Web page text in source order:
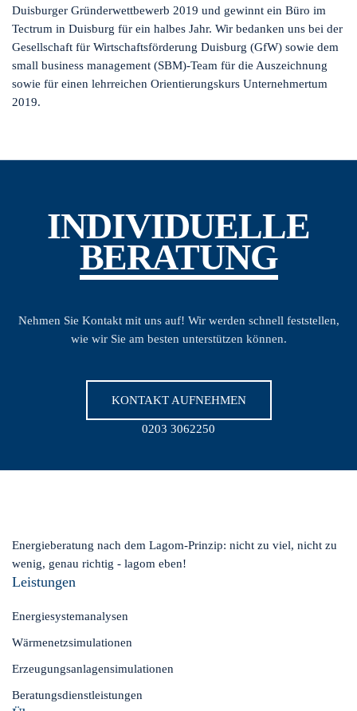
Duisburger Gründerwettbewerb 2019 und gewinnt ein Büro im
Tectrum in Duisburg für ein halbes Jahr. Wir bedanken uns bei der
Gesellschaft für Wirtschaftsförderung Duisburg (GfW) sowie dem
small business management (SBM)-Team für die Auszeichnung
sowie für einen lehrreichen Orientierungskurs Unternehmertum
2019.
INDIVIDUELLE
BERATUNG
Nehmen Sie Kontakt mit uns auf! Wir werden schnell feststellen,
wie wir Sie am besten unterstützen können.
KONTAKT AUFNEHMEN
0203 3062250
Energieberatung nach dem Lagom-Prinzip: nicht zu viel, nicht zu
wenig, genau richtig - lagom eben!
Leistungen
Energiesystemanalysen
Wärmenetzsimulationen
Erzeugungsanlagensimulationen
Beratungsdienstleistungen